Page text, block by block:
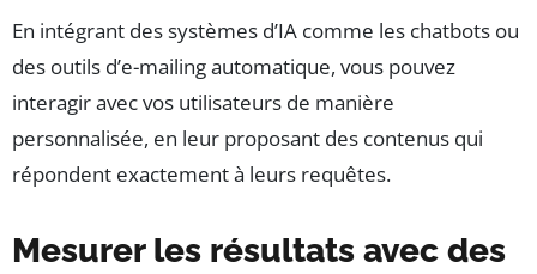
En intégrant des systèmes d’IA comme les chatbots ou
des outils d’e-mailing automatique, vous pouvez
interagir avec vos utilisateurs de manière
personnalisée, en leur proposant des contenus qui
répondent exactement à leurs requêtes.
Mesurer les résultats avec des